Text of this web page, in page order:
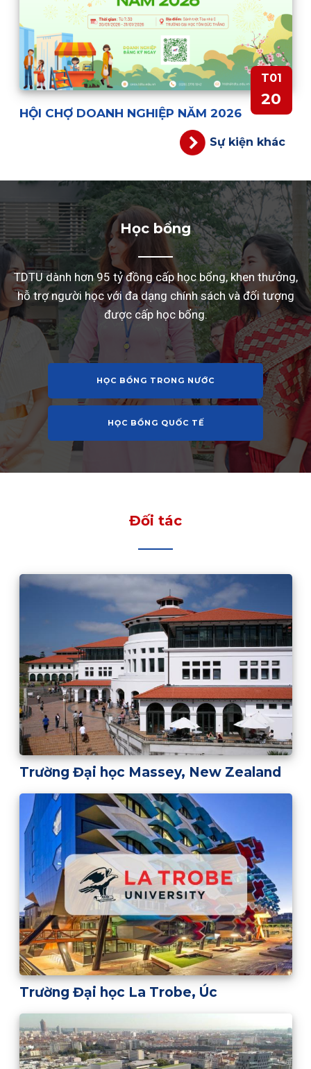
T01
20
HỘI CHỢ DOANH NGHIỆP NĂM 2026
Sự kiện khác
Học bổng
TDTU dành hơn 95 tỷ đồng cấp học bổng, khen thưởng,
hỗ trợ người học với đa dạng chính sách và đối tượng
được cấp học bổng.
HỌC BỔNG TRONG NƯỚC
HỌC BỔNG QUỐC TẾ
Đối tác
Trường Đại học Massey, New Zealand
Trường Đại học La Trobe, Úc